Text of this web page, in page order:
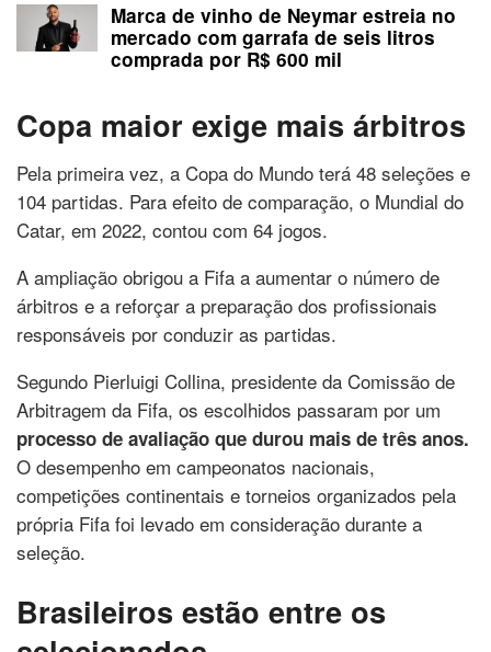
Marca de vinho de Neymar estreia no
mercado com garrafa de seis litros
comprada por R$ 600 mil
Copa maior exige mais árbitros
Pela primeira vez, a Copa do Mundo terá 48 seleções e
104 partidas. Para efeito de comparação, o Mundial do
Catar, em 2022, contou com 64 jogos.
A ampliação obrigou a Fifa a aumentar o número de
árbitros e a reforçar a preparação dos profissionais
responsáveis por conduzir as partidas.
Segundo Pierluigi Collina, presidente da Comissão de
Arbitragem da Fifa, os escolhidos passaram por um
processo de avaliação que durou mais de três anos.
O desempenho em campeonatos nacionais,
competições continentais e torneios organizados pela
própria Fifa foi levado em consideração durante a
seleção.
Brasileiros estão entre os